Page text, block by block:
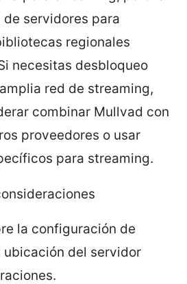
servidores para
regionales
necesitas desbloqueo
red de streaming,
combinar Mullvad con
proveedores o usar
para streaming.
la configuración de
ubicación del servidor